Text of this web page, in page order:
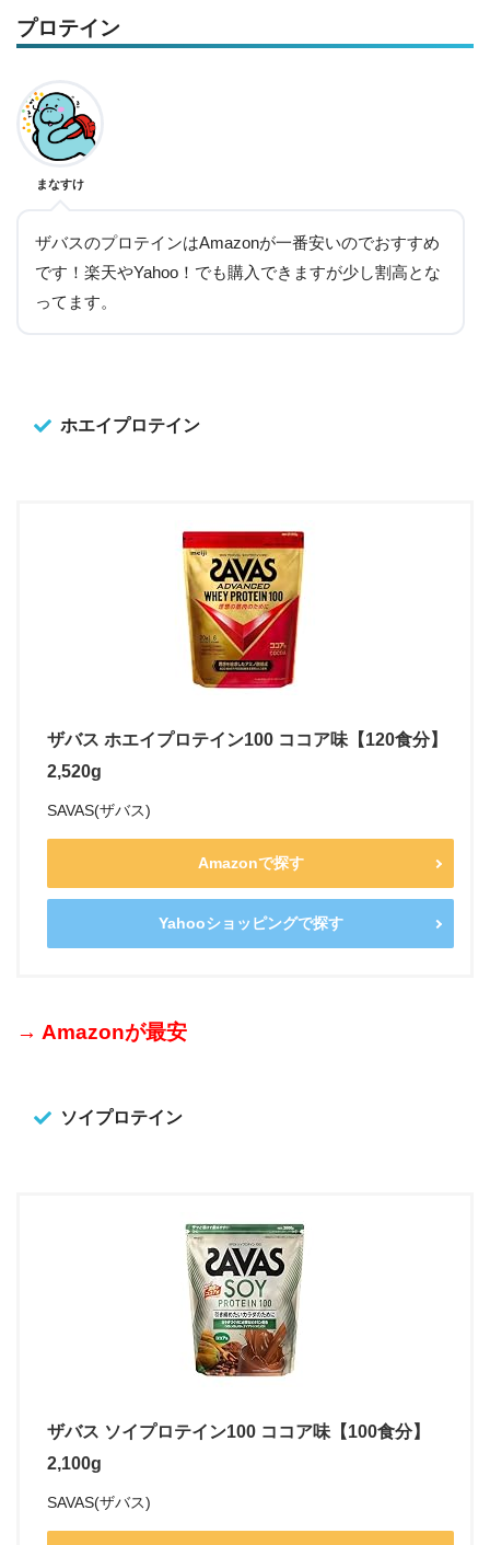
プロテイン
まなすけ
ザバスのプロテインはAmazonが一番安いのでおすすめ
です！楽天やYahoo！でも購入できますが少し割高とな
ってます。
ホエイプロテイン
ザバス ホエイプロテイン100 ココア味【120食分】
2,520g
SAVAS(ザバス)
Amazonで探す
Yahooショッピングで探す
→ Amazonが最安
ソイプロテイン
ザバス ソイプロテイン100 ココア味【100食分】
2,100g
SAVAS(ザバス)